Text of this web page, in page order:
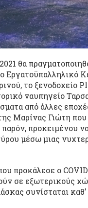
θα
Εργατοϋπαλληλικό
το ξενοδοχείο
ναυπηγείο
από άλλες
Μαρίνας Γιώτη
προκειμένου
μέσω μιας
προκάλεσε ο COVID-
σε εξωτερικούς
συνίσταται